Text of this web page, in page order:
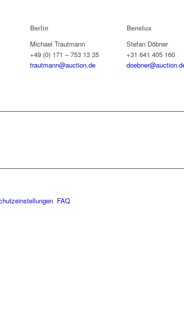
Berlin
Michael Trautmann
+49 (0) 171 – 753 13 35
trautmann@auction.de
Benelux
Stefan Döbner
+31 641 405 160
FAQ